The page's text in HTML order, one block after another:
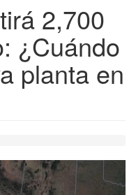
2,700
¿Cuándo
planta en